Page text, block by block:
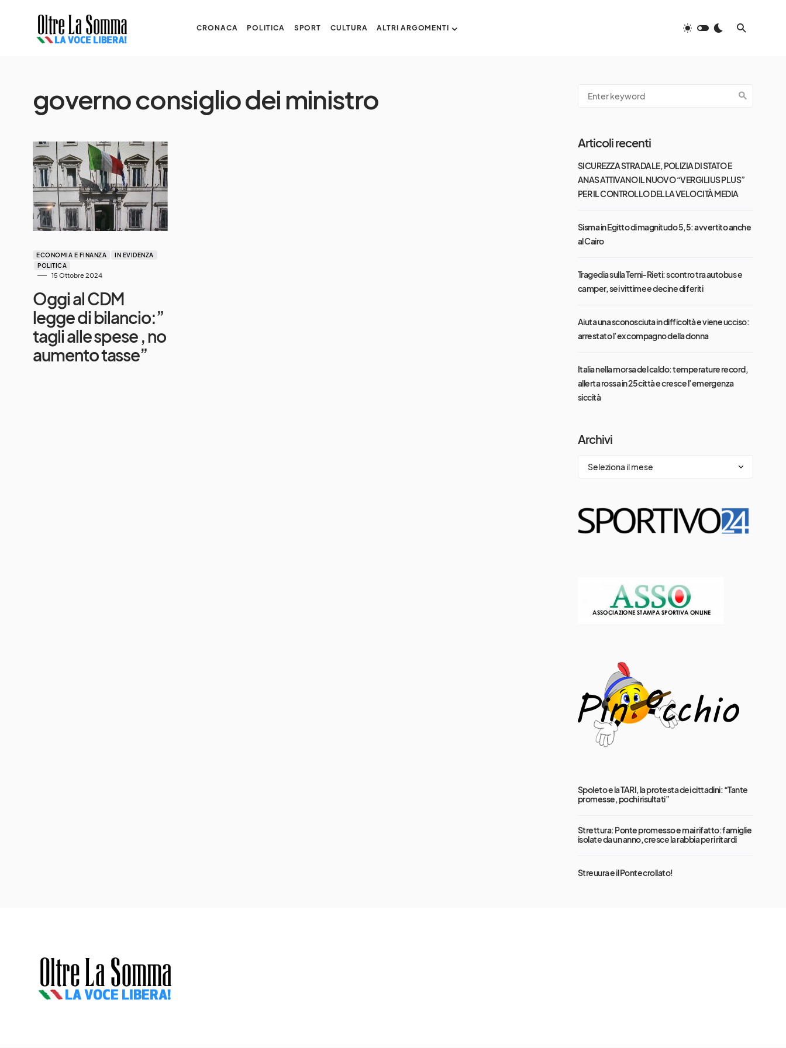
CRONACA POLITICA SPORT CULTURA ALTRI ARGOMENTI
governo consiglio dei ministro
ECONOMIA E FINANZA
IN EVIDENZA
POLITICA
15 Ottobre 2024
Oggi al CDM
legge di bilancio:”
tagli alle spese , no
aumento tasse”
Articoli recenti
SICUREZZA STRADALE, POLIZIA DI STATO E
ANAS ATTIVANO IL NUOVO “VERGILIUS PLUS”
PER IL CONTROLLO DELLA VELOCITÀ MEDIA
Sisma in Egitto di magnitudo 5,5: avvertito anche
al Cairo
Tragedia sulla Terni-Rieti: scontro tra autobus e
camper, sei vittime e decine di feriti
Aiuta una sconosciuta in difficoltà e viene ucciso:
arrestato l’ex compagno della donna
Italia nella morsa del caldo: temperature record,
allerta rossa in 25 città e cresce l’emergenza
siccità
Archivi
Spoleto e la TARI, la protesta dei cittadini: “Tante
promesse, pochi risultati”
Strettura: Ponte promesso e mai rifatto: famiglie
isolate da un anno, cresce la rabbia per i ritardi
Streuura e il Ponte crollato!